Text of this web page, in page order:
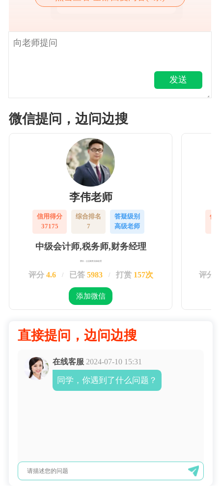
点击查看详情
发送
微信提问，边问边搜
李伟老师
信用得分
37175
综合排名
7
答疑级别
高级老师
中级会计师,税务师,财务经理
擅长：企业账务实操处理
评分 4.6 / 已答 5983 / 打赏 157次
添加微信
信
评分
直接提问，边问边搜
在线客服 2024-07-10 15:31
同学，你遇到了什么问题？